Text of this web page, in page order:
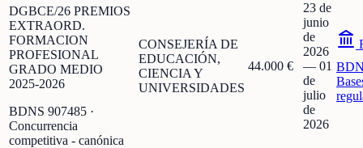
DGBCE/26 PREMIOS
EXTRAORD.
FORMACION
PROFESIONAL
GRADO MEDIO
2025-2026
BDNS 907485 ·
Concurrencia
competitiva - canónica
CONSEJERÍA DE
EDUCACIÓN,
CIENCIA Y
UNIVERSIDADES
44.000 €
23 de
junio
de
2026
— 01
de
julio
de
2026